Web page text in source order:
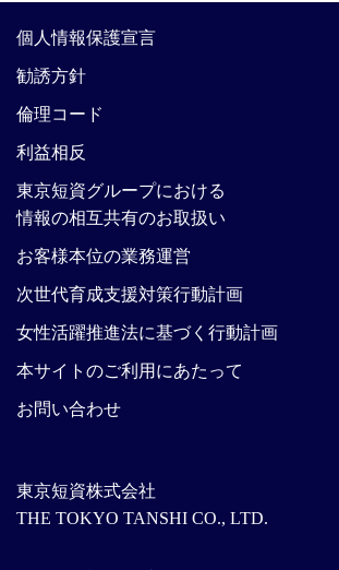
東京短資株式会社
THE TOKYO TANSHI CO., LTD.
個人情報保護宣言
勧誘方針
倫理コード
利益相反
東京短資グループにおける
情報の相互共有のお取扱い
お客様本位の業務運営
次世代育成支援対策行動計画
女性活躍推進法に基づく行動計画
本サイトのご利用にあたって
お問い合わせ